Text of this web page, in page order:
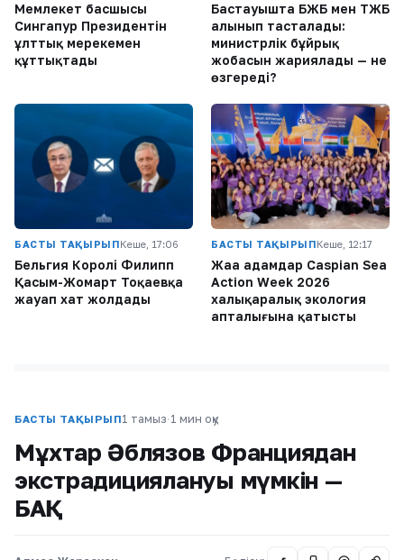
Мемлекет басшысы
Сингапур Президентін
ұлттық мерекемен
құттықтады
Бастауышта БЖБ мен ТЖБ
алынып тасталады:
министрлік бұйрық
жобасын жариялады — не
өзгереді?
БАСТЫ ТАҚЫРЫПКеше, 17:06
Бельгия Королі Филипп
Қасым-Жомарт Тоқаевқа
жауап хат жолдады
БАСТЫ ТАҚЫРЫПКеше, 12:17
Жаңа адамдар Caspian Sea
Action Week 2026
халықаралық экология
апталығына қатысты
БАСТЫ ТАҚЫРЫП1 тамыз·1 мин оқу
Мұхтар Әблязов Франциядан
экстрадициялануы мүмкін —
БАҚ